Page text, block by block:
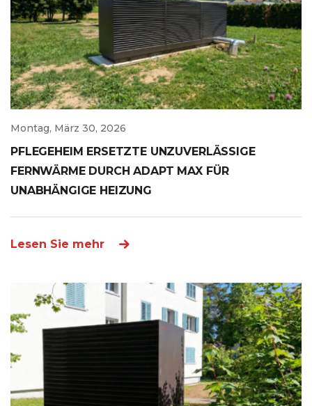
Montag, März 30, 2026
PFLEGEHEIM ERSETZTE UNZUVERLÄSSIGE
FERNWÄRME DURCH ADAPT MAX FÜR
UNABHÄNGIGE HEIZUNG
Lesen Sie mehr